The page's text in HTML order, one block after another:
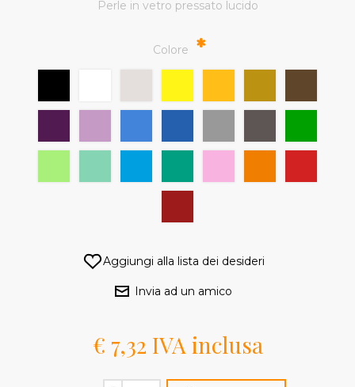
Perle in vetro pressato lucido
Colore *
€ 7,32 IVA inclusa